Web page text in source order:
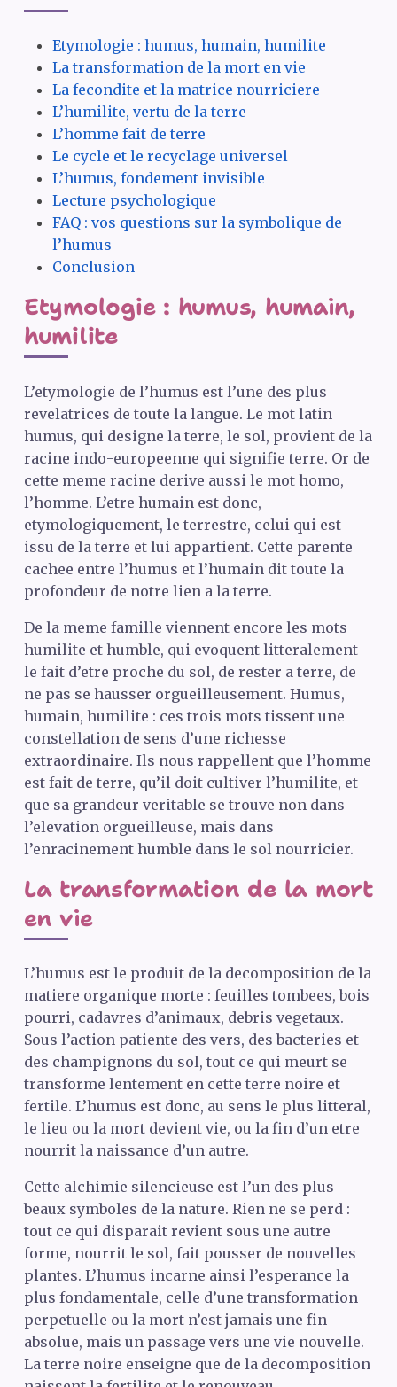
Etymologie : humus, humain, humilite
La transformation de la mort en vie
La fecondite et la matrice nourriciere
L’humilite, vertu de la terre
L’homme fait de terre
Le cycle et le recyclage universel
L’humus, fondement invisible
Lecture psychologique
FAQ: vos questions sur la symbolique de
l’humus
Conclusion
Etymologie : humus, humain,
humilite
L’etymologie de l’humus est l’une des plus
revelatrices de toute la langue. Le mot latin
humus, qui designe la terre, le sol, provient de la
racine indo-europeenne qui signifie terre. Or de
cette meme racine derive aussi le mot homo,
l’homme. L’etre humain est donc,
etymologiquement, le terrestre, celui qui est
issu de la terre et lui appartient. Cette parente
cachee entre l’humus et l’humain dit toute la
profondeur de notre lien a la terre.
De la meme famille viennent encore les mots
humilite et humble, qui evoquent litteralement
le fait d’etre proche du sol, de rester a terre, de
ne pas se hausser orgueilleusement. Humus,
humain, humilite : ces trois mots tissent une
constellation de sens d’une richesse
extraordinaire. Ils nous rappellent que l’homme
est fait de terre, qu’il doit cultiver l’humilite, et
que sa grandeur veritable se trouve non dans
l’elevation orgueilleuse, mais dans
l’enracinement humble dans le sol nourricier.
La transformation de la mort
en vie
L’humus est le produit de la decomposition de la
matiere organique morte : feuilles tombees, bois
pourri, cadavres d’animaux, debris vegetaux.
Sous l’action patiente des vers, des bacteries et
des champignons du sol, tout ce qui meurt se
transforme lentement en cette terre noire et
fertile. L’humus est donc, au sens le plus litteral,
le lieu ou la mort devient vie, ou la fin d’un etre
nourrit la naissance d’un autre.
Cette alchimie silencieuse est l’un des plus
beaux symboles de la nature. Rien ne se perd :
tout ce qui disparait revient sous une autre
forme, nourrit le sol, fait pousser de nouvelles
plantes. L’humus incarne ainsi l’esperance la
plus fondamentale, celle d’une transformation
perpetuelle ou la mort n’est jamais une fin
absolue, mais un passage vers une vie nouvelle.
La terre noire enseigne que de la decomposition